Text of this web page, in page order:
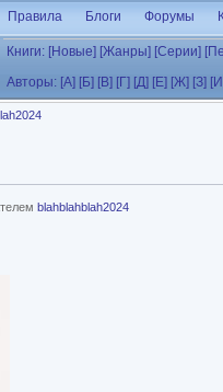
Правила Блоги Форумы
Книги: [Новые] [Жанры] [Серии]
Авторы: [А] [Б] [В] [Г] [Д] [Е] [Ж] [З]
blahblahblah2024